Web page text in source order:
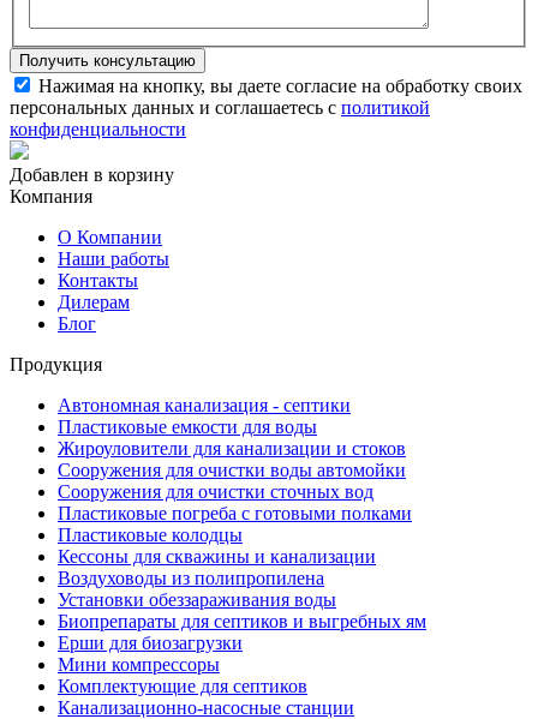
Нажимая на кнопку, вы даете согласие на обработку своих
персональных данных и соглашаетесь с политикой
конфиденциальности
Добавлен в корзину
Компания
О Компании
Наши работы
Контакты
Дилерам
Блог
Продукция
Автономная канализация - септики
Пластиковые емкости для воды
Жироуловители для канализации и стоков
Сооружения для очистки воды автомойки
Сооружения для очистки сточных вод
Пластиковые погреба с готовыми полками
Пластиковые колодцы
Кессоны для скважины и канализации
Воздуховоды из полипропилена
Установки обеззараживания воды
Биопрепараты для септиков и выгребных ям
Ерши для биозагрузки
Мини компрессоры
Комплектующие для септиков
Канализационно-насосные станции